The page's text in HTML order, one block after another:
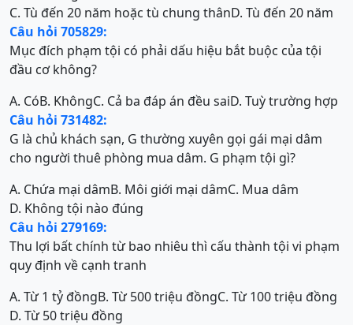
C. Tù đến 20 năm hoặc tù chung thânD. Tù đến 20 năm
Câu hỏi 705829:
Mục đích phạm tội có phải dấu hiệu bắt buộc của tội
đầu cơ không?
A. CóB. KhôngC. Cả ba đáp án đều saiD. Tuỳ trường hợp
Câu hỏi 731482:
G là chủ khách sạn, G thường xuyên gọi gái mại dâm
cho người thuê phòng mua dâm. G phạm tội gì?
A. Chứa mại dâmB. Môi giới mại dâmC. Mua dâm
D. Không tội nào đúng
Câu hỏi 279169:
Thu lợi bất chính từ bao nhiêu thì cấu thành tội vi phạm
quy định về cạnh tranh
A. Từ 1 tỷ đồngB. Từ 500 triệu đồngC. Từ 100 triệu đồng
D. Từ 50 triệu đồng